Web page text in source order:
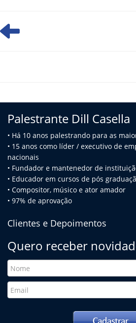
Palestrante Dill Casella
• Há 10 anos palestrando para as
• 15 anos como líder / executivo de
nacionais
• Fundador e mantenedor de
• Educador em cursos de pós
• Compositor, músico e ator amador
• 97% de aprovação
Clientes e Depoimentos
Quero receber